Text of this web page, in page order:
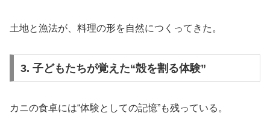
土地と漁法が、料理の形を自然につくってきた。
3. 子どもたちが覚えた“殻を割る体験”
カニの食卓には“体験としての記憶”も残っている。